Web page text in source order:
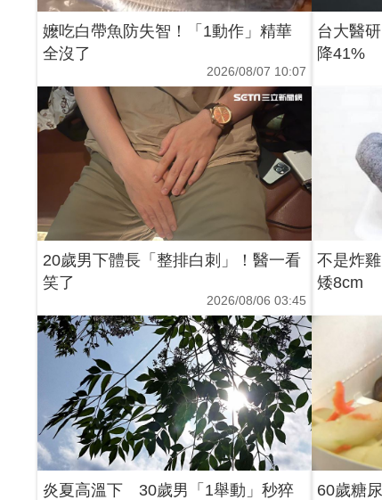
嬤吃白帶魚防失智！「1動作」精華
全沒了
2026/08/07 10:07
台大醫
降41%
20歲男下體長「整排白刺」！醫一看
笑了
2026/08/06 03:45
不是炸
矮8cm
炎夏高溫下 30歲男「1舉動」秒猝 60歲糖